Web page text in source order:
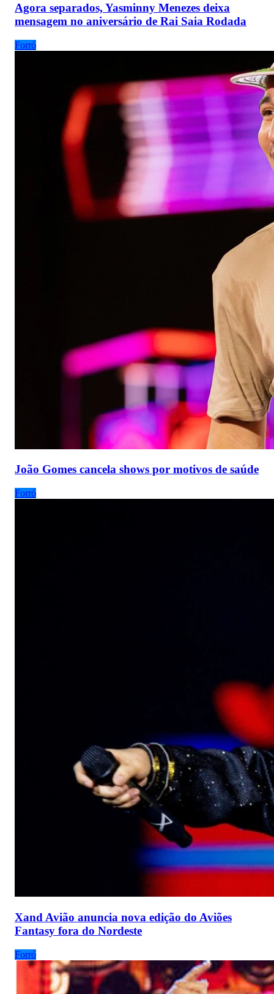
Agora separados, Yasminny Menezes deixa
mensagem no aniversário de Rai Saia Rodada
Forró
João Gomes cancela shows por motivos de saúde
Forró
Xand Avião anuncia nova edição do Aviões
Fantasy fora do Nordeste
Forró